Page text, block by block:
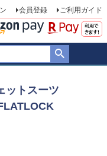
会員登録 ご利用ガイド
ットスーツ